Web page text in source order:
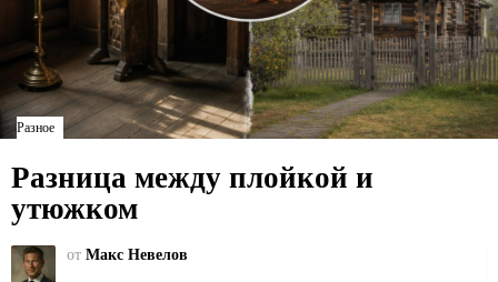
Разное
Разница между плойкой и
утюжком
от Макс Невелов